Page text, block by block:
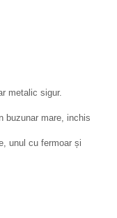
metalic sigur.
buzunar mare, inchis
unul cu fermoar și